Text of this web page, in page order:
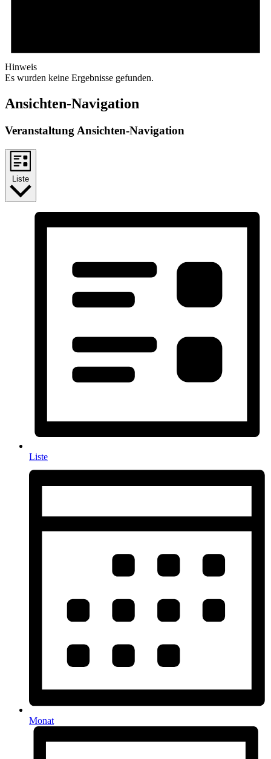
Hinweis
Es wurden keine Ergebnisse gefunden.
Ansichten-Navigation
Veranstaltung Ansichten-Navigation
Liste
Liste
Monat